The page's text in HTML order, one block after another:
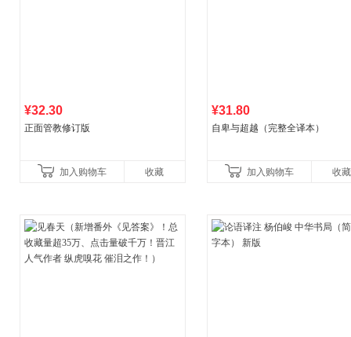
¥32.30
正面管教修订版
加入购物车 收藏
¥31.80
自卑与超越（完整全译本）
加入购物车 收藏